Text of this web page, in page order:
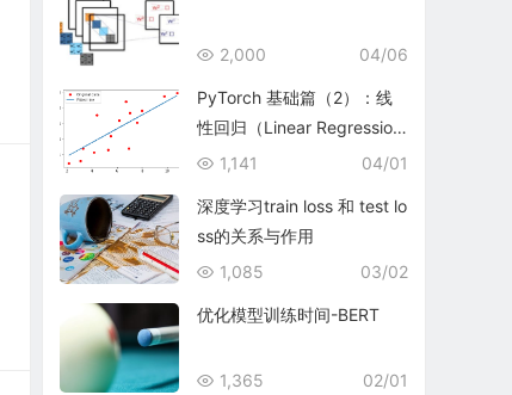
04/06
2,000
PyTorch 基础篇（2）：线
性回归（Linear Regressio
n）
04/01
1,141
深度学习train loss 和 test lo
ss的关系与作用
03/02
1,085
优化模型训练时间-BERT
02/01
1,365